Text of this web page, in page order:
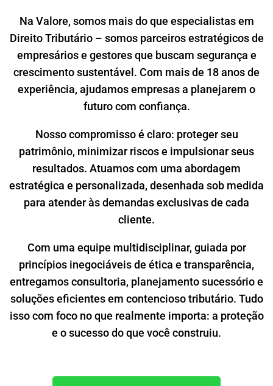
Na Valore, somos mais do que especialistas em
Direito Tributário – somos parceiros estratégicos de
empresários e gestores que buscam segurança e
crescimento sustentável. Com mais de 18 anos de
experiência, ajudamos empresas a planejarem o
futuro com confiança.
Nosso compromisso é claro: proteger seu
patrimônio, minimizar riscos e impulsionar seus
resultados. Atuamos com uma abordagem
estratégica e personalizada, desenhada sob medida
para atender às demandas exclusivas de cada
cliente.
Com uma equipe multidisciplinar, guiada por
princípios inegociáveis de ética e transparência,
entregamos consultoria, planejamento sucessório e
soluções eficientes em contencioso tributário. Tudo
isso com foco no que realmente importa: a proteção
e o sucesso do que você construiu.